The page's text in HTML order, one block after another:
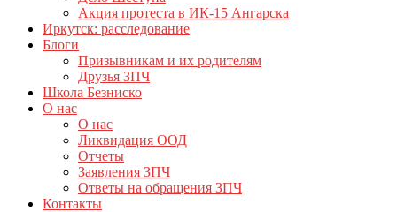
Акция протеста в ИК-15 Ангарска
Иркутск: расследование
Блоги
Призывникам и их родителям
Друзья ЗПЧ
Школа Безниско
О нас
О нас
Ликвидация ООД
Отчеты
Заявления ЗПЧ
Ответы на обращения ЗПЧ
Контакты